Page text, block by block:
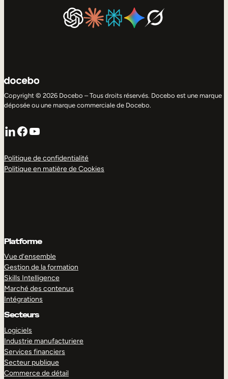
Copyright © 2026 Docebo – Tous droits réservés. Docebo est une marque
déposée ou une marque commerciale de Docebo.
LinkedIn
Facebook
YouTube
Politique de confidentialité
Politique en matière de Cookies
Platforme
Vue d’ensemble
Gestion de la formation
Skills Intelligence
Marché des contenus
Intégrations
Secteurs
Logiciels
Industrie manufacturiere
Services financiers
Secteur publique
Commerce de détail